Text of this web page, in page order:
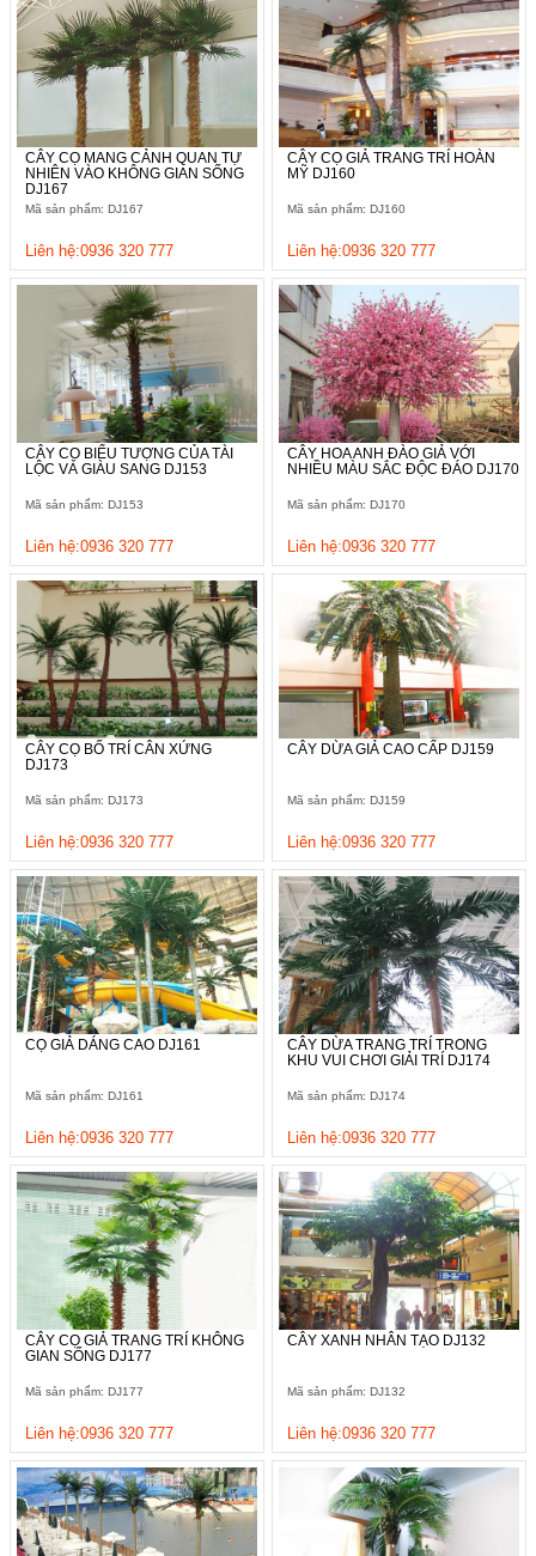
CÂY CỌ MANG CẢNH QUAN TỰ
NHIÊN VÀO KHÔNG GIAN SỐNG
DJ167
Mã sản phẩm: DJ167
Liên hệ:0936 320 777
CÂY CỌ GIẢ TRANG TRÍ HOÀN
MỸ DJ160
Mã sản phẩm: DJ160
Liên hệ:0936 320 777
CÂY CỌ BIỂU TƯỢNG CỦA TÀI
LỘC VÀ GIÀU SANG DJ153
Mã sản phẩm: DJ153
Liên hệ:0936 320 777
CÂY HOA ANH ĐÀO GIẢ VỚI
NHIỀU MÀU SẮC ĐỘC ĐÁO DJ170
Mã sản phẩm: DJ170
Liên hệ:0936 320 777
CÂY CỌ BỐ TRÍ CÂN XỨNG
DJ173
Mã sản phẩm: DJ173
Liên hệ:0936 320 777
CÂY DỪA GIẢ CAO CẤP DJ159
Mã sản phẩm: DJ159
Liên hệ:0936 320 777
CỌ GIẢ DÁNG CAO DJ161
Mã sản phẩm: DJ161
Liên hệ:0936 320 777
CÂY DỪA TRANG TRÍ TRONG
KHU VUI CHƠI GIẢI TRÍ DJ174
Mã sản phẩm: DJ174
Liên hệ:0936 320 777
CÂY CỌ GIẢ TRANG TRÍ KHÔNG
GIAN SỐNG DJ177
Mã sản phẩm: DJ177
Liên hệ:0936 320 777
CÂY XANH NHÂN TẠO DJ132
Mã sản phẩm: DJ132
Liên hệ:0936 320 777